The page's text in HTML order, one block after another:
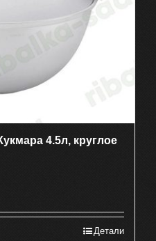
4.5л, круглое
Детали